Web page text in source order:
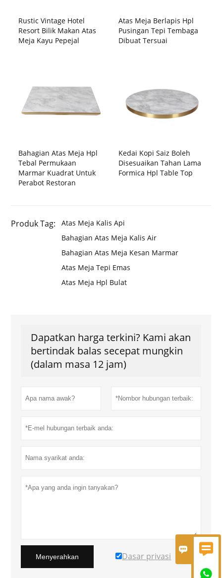
 

Rustic Vintage Hotel
Resort Bilik Makan Atas
Meja Kayu Pepejal
Atas Meja Berlapis Hpl
Pusingan Tepi Tembaga
Dibuat Tersuai
Bahagian Atas Meja Hpl
Tebal Permukaan
Marmar Kuadrat Untuk
Perabot Restoran
Kedai Kopi Saiz Boleh
Disesuaikan Tahan Lama
Formica Hpl Table Top
Produk Tag:
Atas Meja Kalis Api
Bahagian Atas Meja Kalis Air
Bahagian Atas Meja Kesan Marmar
Atas Meja Tepi Emas
Atas Meja Hpl Bulat
Dapatkan harga terkini? Kami akan
bertindak balas secepat mungkin
(dalam masa 12 jam)
Menyerahkan Dasar privasi